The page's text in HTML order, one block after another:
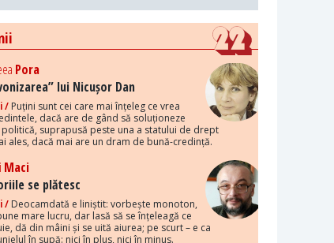
Pora
lui Nicușor Dan
/ Puțini sunt cei care mai înțeleg ce vrea
dacă are de gând să soluționeze
politică, suprapusă peste una a statului de drept
ales, dacă mai are un dram de bună-credință.
Maci
se plătesc
/ Deocamdată e liniștit: vorbește monoton,
mare lucru, dar lasă să se înțeleagă ce
dă din mâini și se uită aiurea; pe scurt – e ca
în supă: nici în plus, nici în minus.